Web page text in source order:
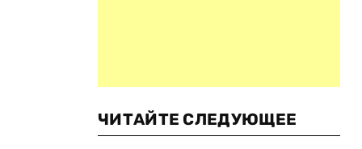
ЧИТАЙТЕ СЛЕДУЮЩЕЕ